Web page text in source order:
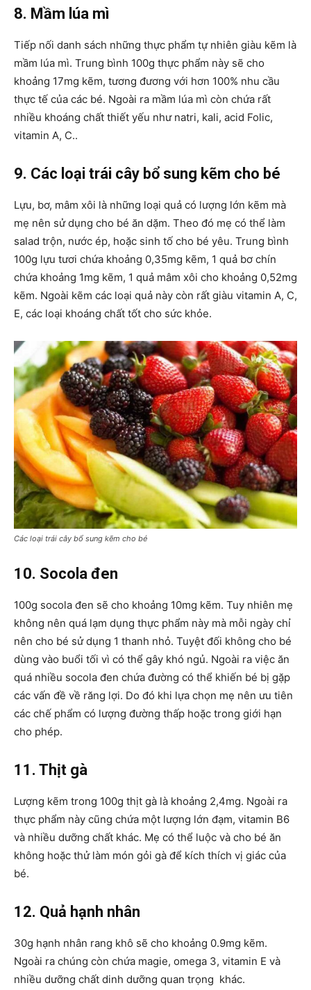
8. Mầm lúa mì
Tiếp nối danh sách những thực phẩm tự nhiên giàu kẽm là
mầm lúa mì. Trung bình 100g thực phẩm này sẽ cho
khoảng 17mg kẽm, tương đương với hơn 100% nhu cầu
thực tế của các bé. Ngoài ra mầm lúa mì còn chứa rất
nhiều khoáng chất thiết yếu như natri, kali, acid Folic,
vitamin A, C..
9. Các loại trái cây bổ sung kẽm cho bé
Lựu, bơ, mâm xôi là những loại quả có lượng lớn kẽm mà
mẹ nên sử dụng cho bé ăn dặm. Theo đó mẹ có thể làm
salad trộn, nước ép, hoặc sinh tố cho bé yêu. Trung bình
100g lựu tươi chứa khoảng 0,35mg kẽm, 1 quả bơ chín
chứa khoảng 1mg kẽm, 1 quả mâm xôi cho khoảng 0,52mg
kẽm. Ngoài kẽm các loại quả này còn rất giàu vitamin A, C,
E, các loại khoáng chất tốt cho sức khỏe.
Các loại trái cây bổ sung kẽm cho bé
10. Socola đen
100g socola đen sẽ cho khoảng 10mg kẽm. Tuy nhiên mẹ
không nên quá lạm dụng thực phẩm này mà mỗi ngày chỉ
nên cho bé sử dụng 1 thanh nhỏ. Tuyệt đối không cho bé
dùng vào buổi tối vì có thể gây khó ngủ. Ngoài ra việc ăn
quá nhiều socola đen chứa đường có thể khiến bé bị gặp
các vấn đề về răng lợi. Do đó khi lựa chọn mẹ nên ưu tiên
các chế phẩm có lượng đường thấp hoặc trong giới hạn
cho phép.
11. Thịt gà
Lượng kẽm trong 100g thịt gà là khoảng 2,4mg. Ngoài ra
thực phẩm này cũng chứa một lượng lớn đạm, vitamin B6
và nhiều dưỡng chất khác. Mẹ có thể luộc và cho bé ăn
không hoặc thử làm món gỏi gà để kích thích vị giác của
bé.
12. Quả hạnh nhân
30g hạnh nhân rang khô sẽ cho khoảng 0.9mg kẽm.
Ngoài ra chúng còn chứa magie, omega 3, vitamin E và
nhiều dưỡng chất dinh dưỡng quan trọng khác.